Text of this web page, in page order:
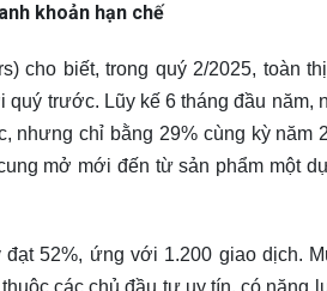
khoản hạn chế
cho biết, trong quý 2/2025, toàn
trước. Lũy kế 6 tháng đầu năm,
nhưng chỉ bằng 29% cùng kỳ năm
mở mới đến từ sản phẩm một
52%, ứng với 1.200 giao dịch.
các chủ đầu tư uy tín, có năng